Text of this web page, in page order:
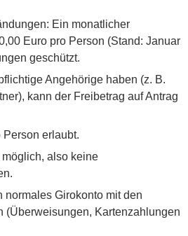
Ein monatlicher
Euro pro Person (Stand: Januar
geschützt.
Angehörige haben (z. B.
kann der Freibetrag auf Antrag
Person erlaubt.
also keine
normales Girokonto mit den
(Überweisungen, Kartenzahlungen